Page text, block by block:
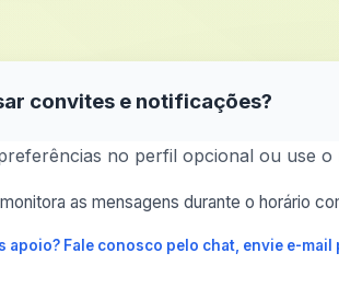
convites e notificações?
no perfil opcional ou use
as mensagens durante o horário
apoio? Fale conosco pelo chat, envie e-